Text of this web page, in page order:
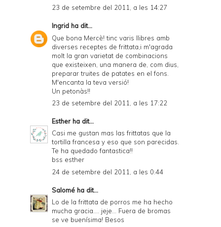
23 de setembre del 2011, a les 14:27
Ingrid ha dit...
Que bona Mercè! tinc varis llibres amb
diverses receptes de frittata,i m'agrada
molt la gran varietat de combinacions
que existeixen, una manera de, com dius,
preparar truites de patates en el fons.
M'encanta la teva versió!
Un petonàs!!
23 de setembre del 2011, a les 17:22
Esther ha dit...
Casi me gustan mas las frittatas que la
tortilla francesa y eso que son parecidas.
Te ha quedado fantastica!!
bss esther
24 de setembre del 2011, a les 0:44
Salomé ha dit...
Lo de la frittata de porros me ha hecho
mucha gracia.... jeje... Fuera de bromas
se ve buenísima! Besos